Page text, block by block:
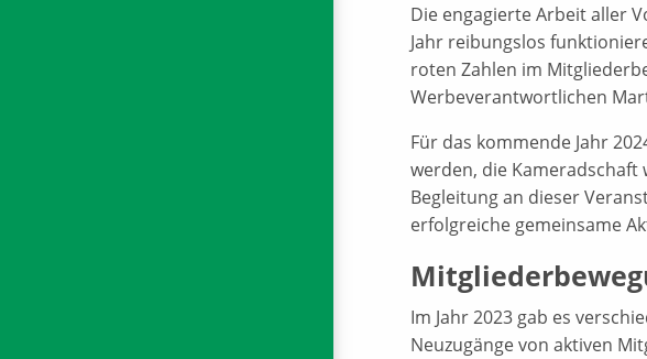
Die engagierte Arbeit aller
Jahr reibungslos
roten Zahlen im
Werbeverantwortlichen
Für das kommende Jahr
werden, die
Begleitung an dieser
erfolgreiche gemeinsame
Im Jahr 2023 gab es
Neuzugänge von aktiven